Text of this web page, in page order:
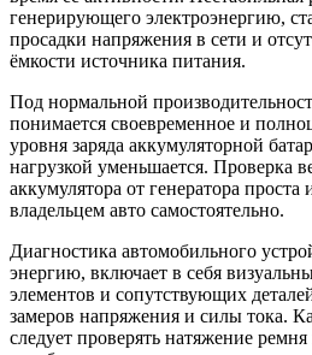
генерирующего электроэнергию,
просадки напряжения в сети и
ёмкости источника питания.
Под нормальной
понимается своевременное и
уровня заряда аккумуляторной
нагрузкой уменьшается. Проверка
аккумулятора от генератора
владельцем авто самостоятельно.
Диагностика автомобильного
энергию, включает в себя
элементов и сопутствующих
замеров напряжения и силы тока.
следует проверять натяжение